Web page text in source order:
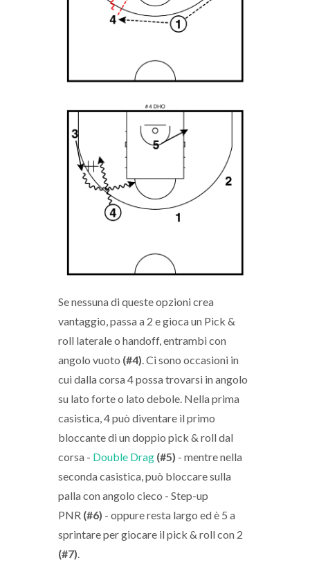
Se nessuna di queste opzioni crea
vantaggio, passa a 2 e gioca un Pick &
roll laterale o handoff, entrambi con
angolo vuoto (#4). Ci sono occasioni in
cui dalla corsa 4 possa trovarsi in angolo
su lato forte o lato debole. Nella prima
casistica, 4 può diventare il primo
bloccante di un doppio pick & roll dal
corsa - Double Drag (#5) - mentre nella
seconda casistica, può bloccare sulla
palla con angolo cieco - Step-up
PNR (#6) - oppure resta largo ed è 5 a
sprintare per giocare il pick & roll con 2
(#7).